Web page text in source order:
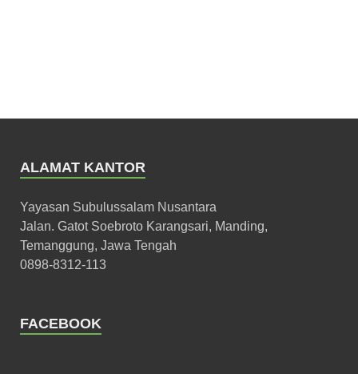
ALAMAT KANTOR
Yayasan Subulussalam Nusantara
Jalan. Gatot Soebroto Karangsari, Manding,
Temanggung, Jawa Tengah
0898-8312-113
FACEBOOK